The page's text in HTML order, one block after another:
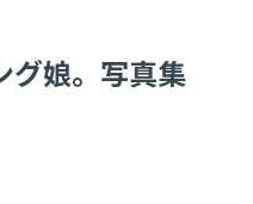
グ娘。写真集